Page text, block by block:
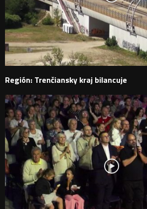
Región: Trenčiansky kraj bilancuje